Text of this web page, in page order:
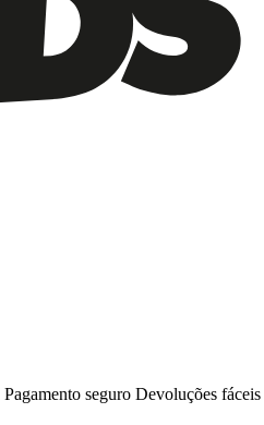
Pagamento seguro Devoluções fáceis